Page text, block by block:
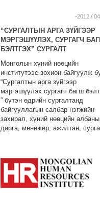
-2012 /
“СУРГАЛТЫН АРГА ЗҮЙГЭЭР
МЭРГЭШҮҮЛЭХ, СУРГАГЧ
БЭЛТГЭХ” СУРГАЛТ
Монголын хүний нөөцийн
институтээс зохион байгуулж
“Сургалтын арга зүйгээр
мэргэшүүлэх сургагч багш
” бүтэн өдрийн сургалтанд
байгууллагын салбар нэгжийн
захирал, хүний нөөцийн албаны
дарга, менежер, ажилтан,
чиглэлээр ажиллах сонирхолтой
хүмүүсийг урьж байна.